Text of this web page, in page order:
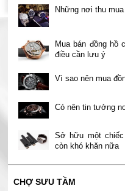
Những nơi thu
Mua bán đồng hồ
điều cần lưu ý
Vì sao nên mua
Có nên tin tưởng
Sở hữu một
còn khó khăn nữa
CHỢ SƯU TẦM